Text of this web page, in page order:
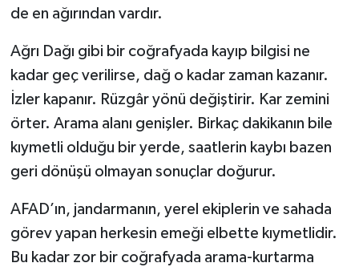
de en ağırından vardır.
Ağrı Dağı gibi bir coğrafyada kayıp bilgisi ne
kadar geç verilirse, dağ o kadar zaman kazanır.
İzler kapanır. Rüzgâr yönü değiştirir. Kar zemini
örter. Arama alanı genişler. Birkaç dakikanın bile
kıymetli olduğu bir yerde, saatlerin kaybı bazen
geri dönüşü olmayan sonuçlar doğurur.
AFAD’ın, jandarmanın, yerel ekiplerin ve sahada
görev yapan herkesin emeği elbette kıymetlidir.
Bu kadar zor bir coğrafyada arama-kurtarma